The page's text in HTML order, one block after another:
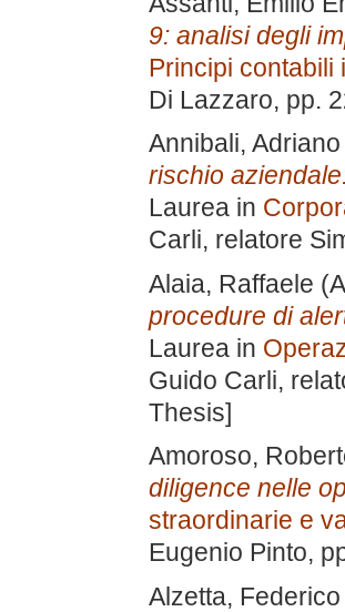
9: analisi degli
Principi contabili
Di Lazzaro, pp.
Annibali, Adriano
rischio
Laurea in
Carli, relatore
Alaia, Raffaele
procedure di
Laurea in
Guido Carli,
Thesis]
Amoroso,
diligence nelle
straordinarie e
Eugenio Pinto,
Alzetta, Federico